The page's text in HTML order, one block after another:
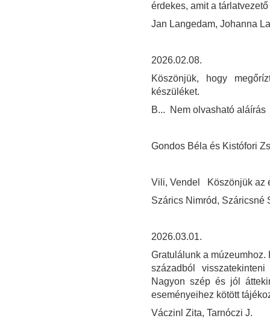
érdekes, amit a
Jan Langedam, Johanna
2026.02.08.
Köszönjük, hogy
készüléket.
B... Nem olvasható aláírás
Gondos Béla és Kistófori
Vili, Vendel Köszönjük az
Szárics Nimród, Száricsné
2026.03.01.
Gratulálunk a
századból
Nagyon szép és jól
eseményeihez kötött
Váczinl Zita, Tarnóczi J.